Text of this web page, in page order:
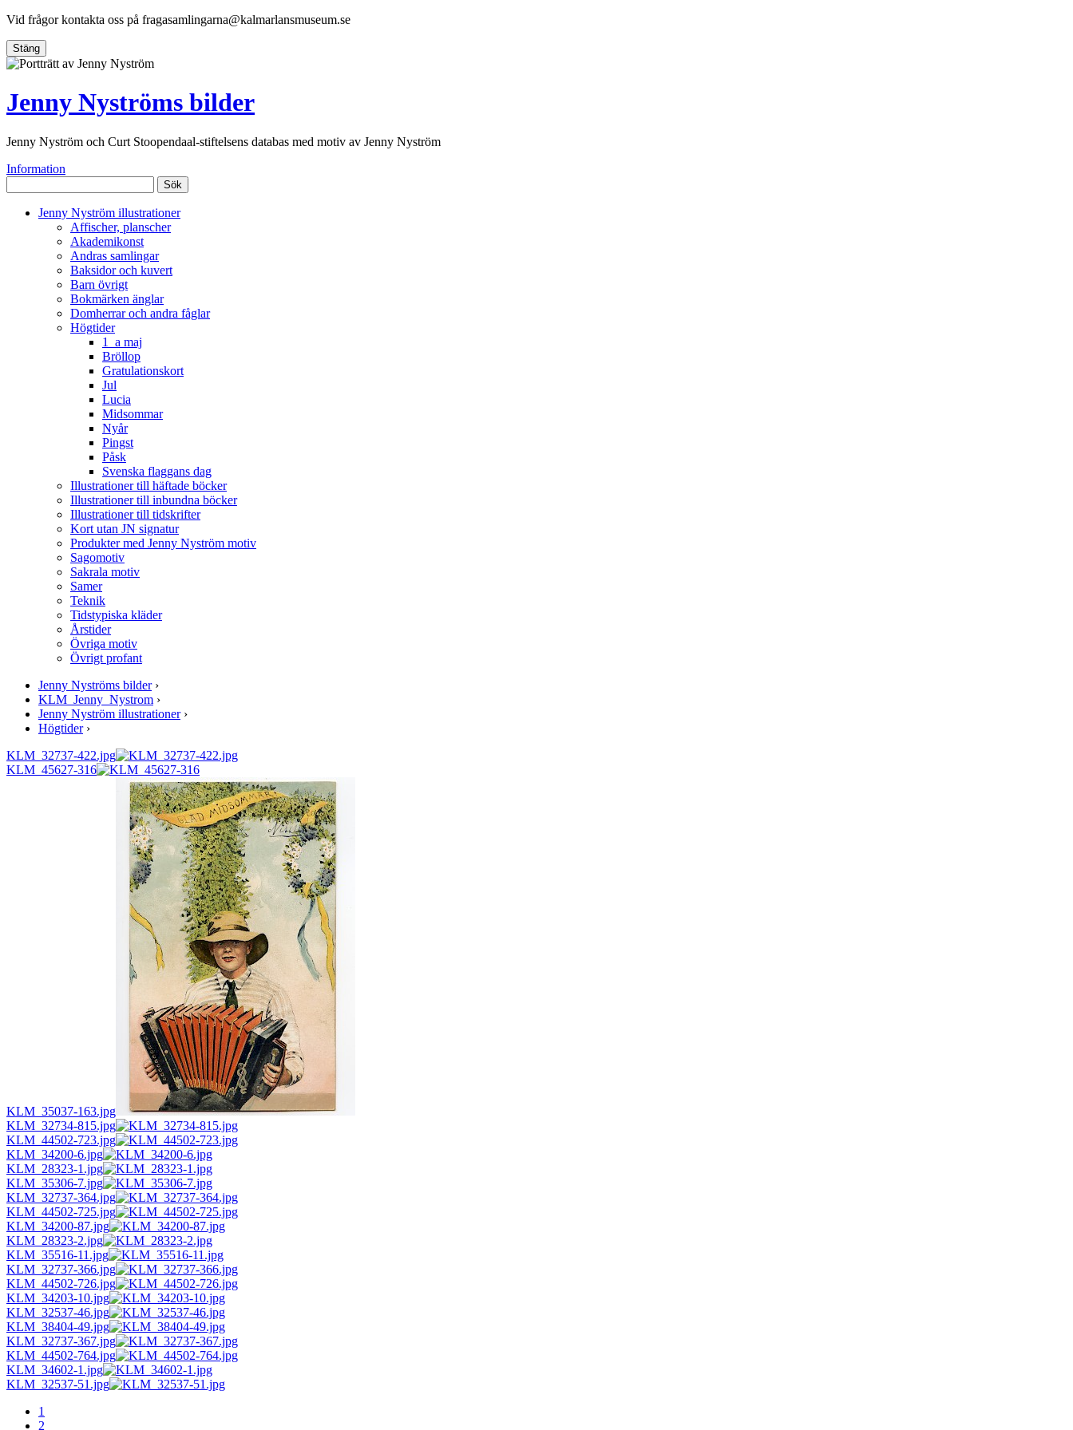
Vid frågor kontakta oss på fragasamlingarna@kalmarlansmuseum.se
Stäng
Jenny Nyströms bilder
Jenny Nyström och Curt Stoopendaal-stiftelsens databas med motiv av Jenny Nyström
Information
Sök
Jenny Nyström illustrationer
Affischer, planscher
Akademikonst
Andras samlingar
Baksidor och kuvert
Barn övrigt
Bokmärken änglar
Domherrar och andra fåglar
Högtider
1_a maj
Bröllop
Gratulationskort
Jul
Lucia
Midsommar
Nyår
Pingst
Påsk
Svenska flaggans dag
Illustrationer till häftade böcker
Illustrationer till inbundna böcker
Illustrationer till tidskrifter
Kort utan JN signatur
Produkter med Jenny Nyström motiv
Sagomotiv
Sakrala motiv
Samer
Teknik
Tidstypiska kläder
Årstider
Övriga motiv
Övrigt profant
Jenny Nyströms bilder ›
KLM_Jenny_Nystrom ›
Jenny Nyström illustrationer ›
Högtider ›
KLM_32737-422.jpg
KLM_45627-316
KLM_35037-163.jpg
KLM_32734-815.jpg
KLM_44502-723.jpg
KLM_34200-6.jpg
KLM_28323-1.jpg
KLM_35306-7.jpg
KLM_32737-364.jpg
KLM_44502-725.jpg
KLM_34200-87.jpg
KLM_28323-2.jpg
KLM_35516-11.jpg
KLM_32737-366.jpg
KLM_44502-726.jpg
KLM_34203-10.jpg
KLM_32537-46.jpg
KLM_38404-49.jpg
KLM_32737-367.jpg
KLM_44502-764.jpg
KLM_34602-1.jpg
KLM_32537-51.jpg
1
2